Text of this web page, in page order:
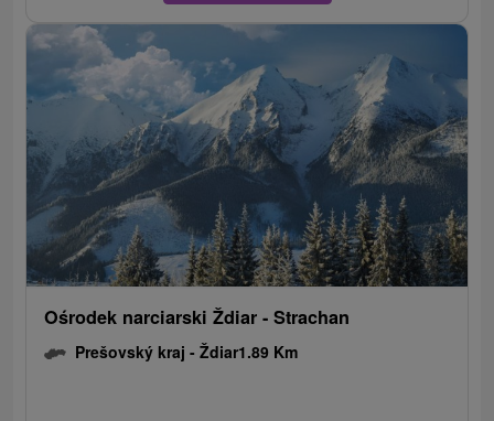
Ośrodek narciarski Ždiar - Strachan
Prešovský kraj -Ždiar1.89 Km